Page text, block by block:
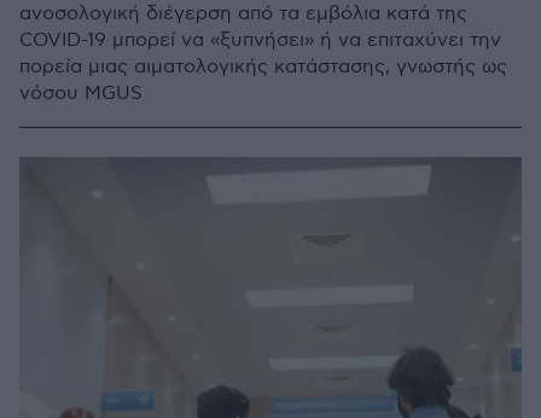
ανοσολογική διέγερση από τα εμβόλια κατά της
COVID-19 μπορεί να «ξυπνήσει» ή να επιταχύνει την
πορεία μιας αιματολογικής κατάστασης, γνωστής ως
νόσου MGUS